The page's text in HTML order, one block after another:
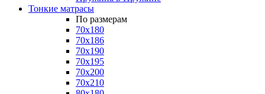
Тонкие матрасы
По размерам
70x180
70x186
70x190
70x195
70x200
70x210